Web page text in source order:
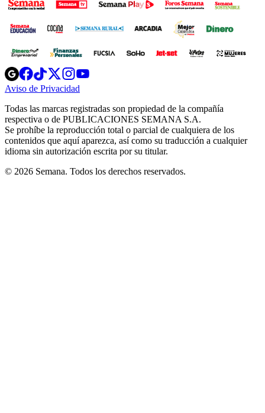
Opens
in
new
Opens
in
new
Opens
in
new
window
Opens
new
windowwindow
Aviso de Privacidad
new
window
Todas las marcas registradas son propiedad de la compañía
respectiva o de PUBLICACIONES SEMANA S.A.
Se prohíbe la reproducción total o parcial de cualquiera de los
contenidos que aquí aparezca, así como su traducción a cualquier
idioma sin autorización escrita por su titular.
© 2026 Semana. Todos los derechos reservados.